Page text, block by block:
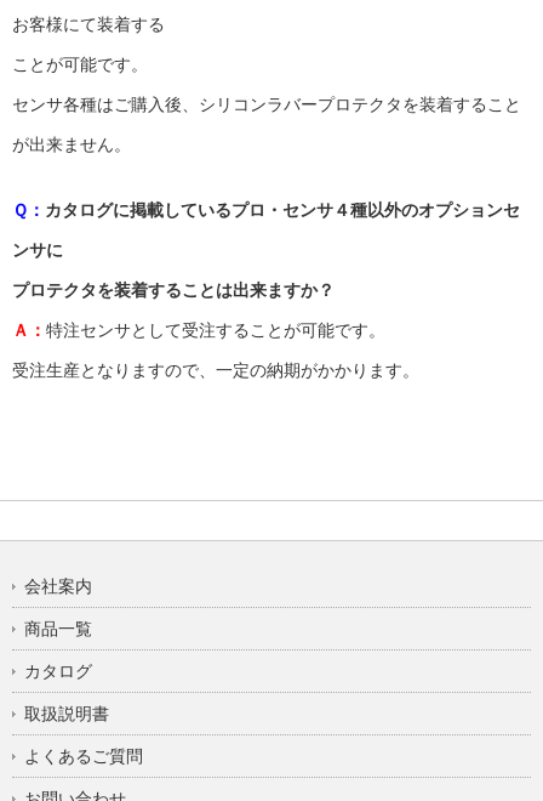
お客様にて装着する
ことが可能です。
センサ各種はご購入後、シリコンラバープロテクタを装着すること
が出来ません。
Ｑ： カタログに掲載しているプロ・センサ４種以外のオプションセ
ンサに
プロテクタを装着することは出来ますか？
Ａ： 特注センサとして受注することが可能です。
受注生産となりますので、一定の納期がかかります。
会社案内
商品一覧
カタログ
取扱説明書
よくあるご質問